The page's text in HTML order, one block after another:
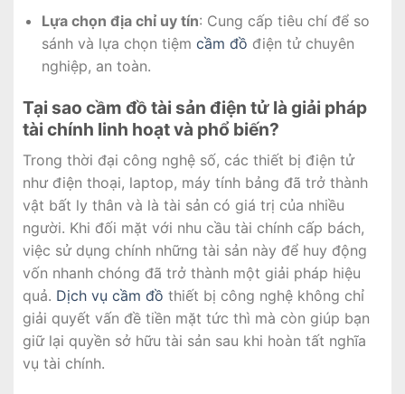
Lựa chọn địa chỉ uy tín: Cung cấp tiêu chí để so
sánh và lựa chọn tiệm cầm đồ điện tử chuyên
nghiệp, an toàn.
Tại sao cầm đồ tài sản điện tử là giải pháp
tài chính linh hoạt và phổ biến?
Trong thời đại công nghệ số, các thiết bị điện tử
như điện thoại, laptop, máy tính bảng đã trở thành
vật bất ly thân và là tài sản có giá trị của nhiều
người. Khi đối mặt với nhu cầu tài chính cấp bách,
việc sử dụng chính những tài sản này để huy động
vốn nhanh chóng đã trở thành một giải pháp hiệu
quả. Dịch vụ cầm đồ thiết bị công nghệ không chỉ
giải quyết vấn đề tiền mặt tức thì mà còn giúp bạn
giữ lại quyền sở hữu tài sản sau khi hoàn tất nghĩa
vụ tài chính.